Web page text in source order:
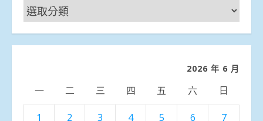
新
聞
分
2026 年 6 月
一 二 三 四 五 六 日
1 2 3 4 5 6
7